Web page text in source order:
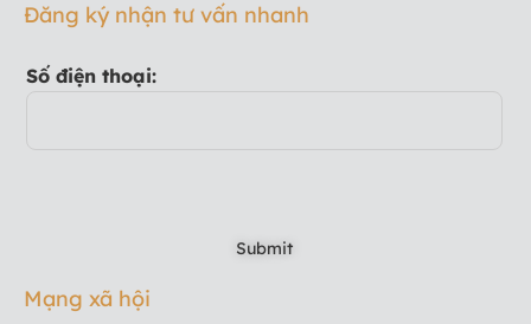
Đăng ký nhận tư vấn nhanh
Số điện thoại:
Mạng xã hội